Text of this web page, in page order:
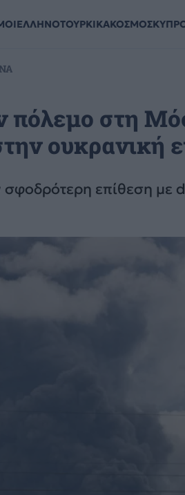
ΕΛΛΗΝΟΤΟΥΡΚΙΚΑΚΟΣΜΟΣ
πόλεμο στη
ουκρανική
επίθεση με